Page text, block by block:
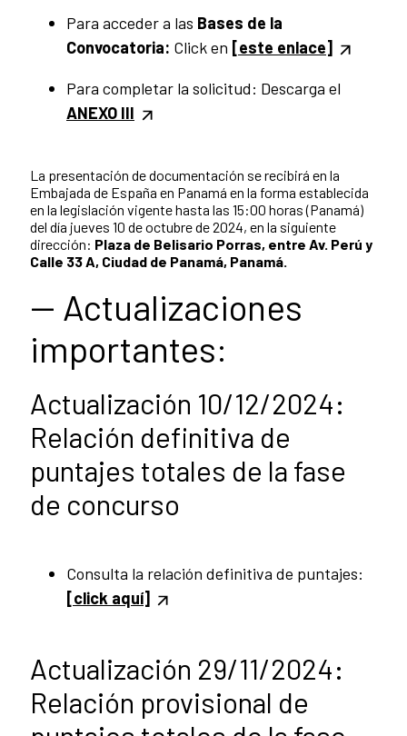
Para acceder a las Bases de la
Convocatoria: Click en [este enlace]
Para completar la solicitud: Descarga el
ANEXO III
La presentación de documentación se recibirá en la
Embajada de España en Panamá en la forma establecida
en la legislación vigente hasta las 15:00 horas (Panamá)
del día jueves 10 de octubre de 2024, en la siguiente
dirección: Plaza de Belisario Porras, entre Av. Perú y
Calle 33 A, Ciudad de Panamá, Panamá.
-- Actualizaciones
importantes:
Actualización 10/12/2024:
Relación definitiva de
puntajes totales de la fase
de concurso
Consulta la relación definitiva de puntajes:
[click aquí]
Actualización 29/11/2024:
Relación provisional de